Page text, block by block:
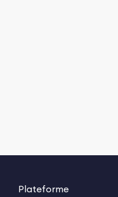
Plateforme